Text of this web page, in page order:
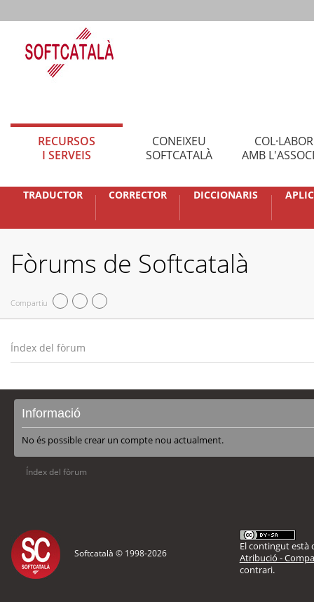
RECURSOS
I SERVEIS
CONEIXEU
SOFTCATALÀ
AMB
TRADUCTOR CORRECTOR DICCIONARIS
Fòrums de Softcatalà
Compartiu
Índex del fòrum
Informació
No és possible crear un compte nou actualment.
Índex del fòrum
Softcatalà © 1998-2026
El contingut està
Atribució -
contrari.